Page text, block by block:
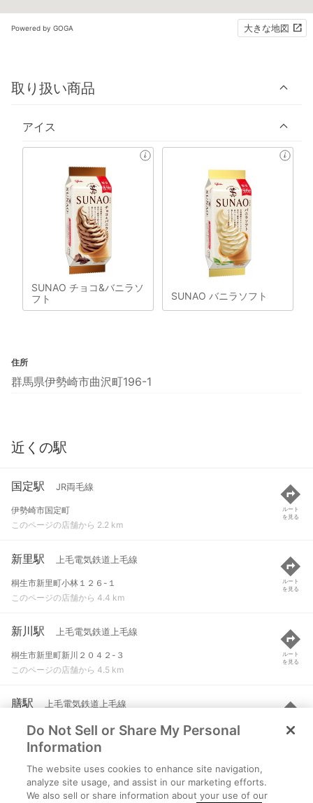
Powered by GOGA 大きな地図
取り扱い商品
アイス
SUNAO チョコ&バニラソ
フト
SUNAO バニラソフト
住所
群馬県伊勢崎市曲沢町196-1
近くの駅
国定駅 JR両毛線
伊勢崎市国定町
このページの店舗から 2.2 km
ルート
を見る
新里駅 上毛電気鉄道上毛線
桐生市新里町小林１２６-１
このページの店舗から 4.4 km
ルート
を見る
新川駅 上毛電気鉄道上毛線
桐生市新里町新川２０４２-３
このページの店舗から 4.5 km
ルート
を見る
膳駅 上毛電気鉄道上毛線
前橋市粕川町膳５６８-３
このページの店舗から 4.6 km
ルート
を見る
岩宿駅 JR両毛線
みどり市笠懸町阿左美
Do Not Sell or Share My Personal
Information
The website uses cookies to enhance site navigation,
analyze site usage, and assist in our marketing efforts.
We also sell or share information about your use of our